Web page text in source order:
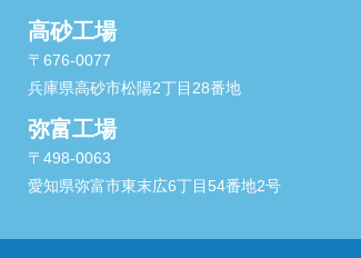
高砂工場
〒676-0077
兵庫県高砂市松陽2丁目28番地
弥富工場
〒498-0063
愛知県弥富市東末広6丁目54番地2号